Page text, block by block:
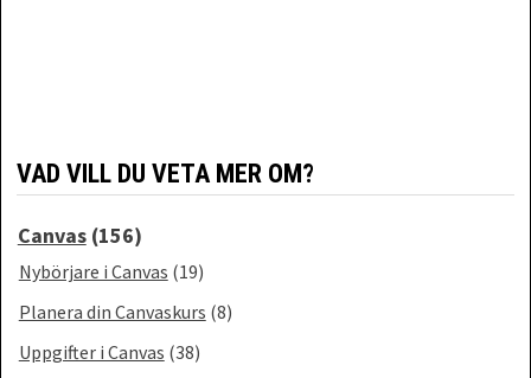
VAD VILL DU VETA MER OM?
Canvas(156)
Nybörjare i Canvas (19)
Planera din Canvaskurs (8)
Uppgifter i Canvas (38)